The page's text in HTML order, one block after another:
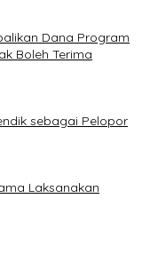
Dana Program
Boleh Terima
sebagai Pelopor
Laksanakan